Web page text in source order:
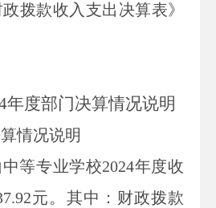
拨款收入支出决算表》
年度部门决算情况说明
情况说明
等专业学校2024年度收
元。其中：财政拨款